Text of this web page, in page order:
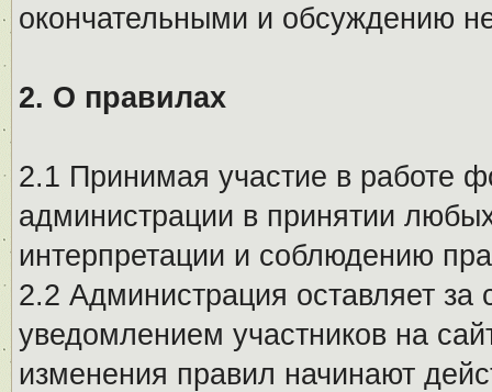
окончательными и обсуждению
2. О правилах
2.1 Принимая участие в работе
администрации в принятии
интерпретации и соблюдению
2.2 Администрация оставляет
уведомлением участников на
изменения правил начинают